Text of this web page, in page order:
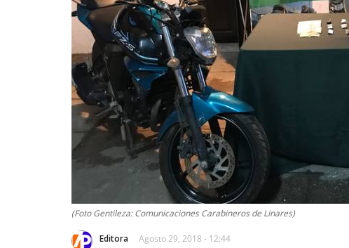
(Foto Gentileza: Comunicaciones Carabineros de Linares)
Editora Agosto 29, 2018 - 12:44